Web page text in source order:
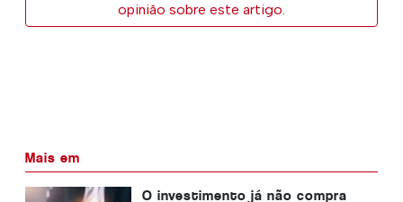
opinião sobre este artigo.
Mais em
O investimento já não compra